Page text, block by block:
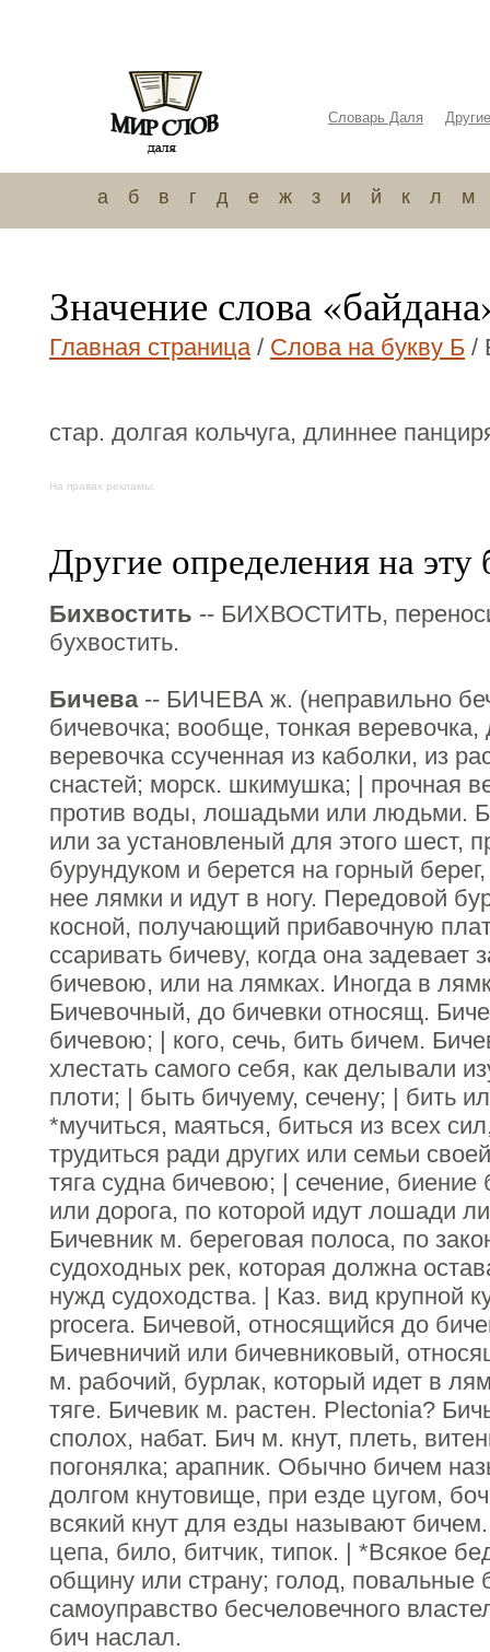
Словарь Даля
а б в г д е ж з и й к л м
Значение слова
Главная страница/ Слова на букву Б /
стар. долгая кольчуга, длиннее
На правах рекламы:
Другие определения на эту
Бихвостить -- БИХВОСТИТЬ,
бухвостить.
Бичева-- БИЧЕВА ж. (неправильно
бичевочка; вообще, тонкая веревочка,
веревочка ссученная из каболки, из
снастей; морск. шкимушка; | прочная
против воды, лошадьми или людьми.
или за установленый для этого шест,
бурундуком и берется на горный
нее лямки и идут в ногу. Передовой
косной, получающий прибавочную
ссаривать бичеву, когда она задевает
бичевою, или на лямках. Иногда в
Бичевочный, до бичевки относящ.
бичевою; | кого, сечь, бить бичем.
хлестать самого себя, как делывали
плоти; | быть бичуему, сечену; | бить
*мучиться, маяться, биться из всех
трудиться ради других или семьи
тяга судна бичевою; | сечение,
или дорога, по которой идут лошади
Бичевник м. береговая полоса, по
судоходных рек, которая должна
нужд судоходства. | Каз. вид крупной
procera. Бичевой, относящийся до
Бичевничий или бичевниковый,
м. рабочий, бурлак, который идет в
тяге. Бичевик м. растен. Plectonia?
сполох, набат. Бич м. кнут, плеть,
погонялка; арапник. Обычно бичем
долгом кнутовище, при езде цугом,
всякий кнут для езды называют
цепа, било, битчик, типок. | *Всякое
общину или страну; голод, повальные
самоуправство бесчеловечного
бич наслал.